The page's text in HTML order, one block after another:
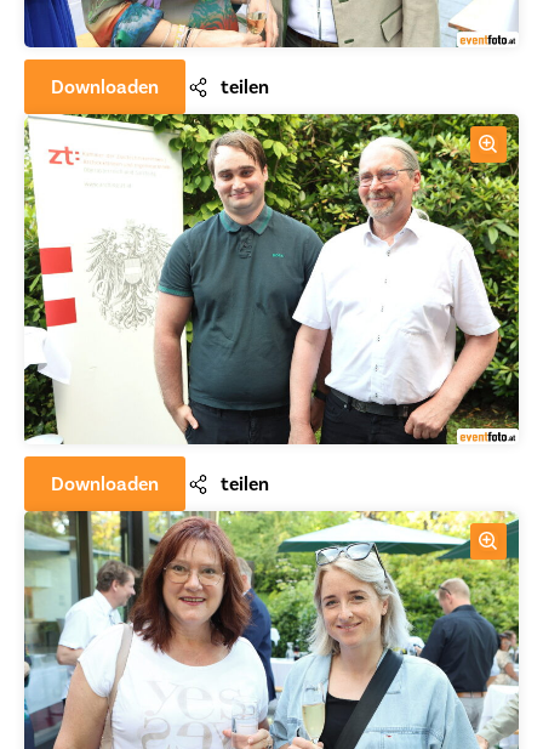
Downloaden teilen
Downloaden teilen